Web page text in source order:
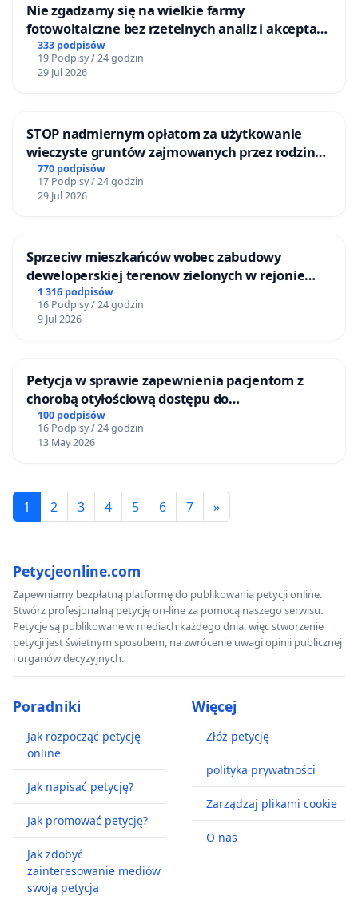
Nie zgadzamy się na wielkie farmy
fotowoltaiczne bez rzetelnych analiz i akceptacji
mieszkańców
333 podpisów
19 Podpisy / 24 godzin
29 Jul 2026
STOP nadmiernym opłatom za użytkowanie
wieczyste gruntów zajmowanych przez rodzinne
ogrody działkowe.
770 podpisów
17 Podpisy / 24 godzin
29 Jul 2026
Sprzeciw mieszkańców wobec zabudowy
deweloperskiej terenow zielonych w rejonie
Bulwarów Straceńskich w Bielsku-Białej
1 316 podpisów
16 Podpisy / 24 godzin
9 Jul 2026
Petycja w sprawie zapewnienia pacjentom z
chorobą otyłościową dostępu do
kompleksowego leczenia oraz programów
profilaktycznych.
100 podpisów
16 Podpisy / 24 godzin
13 May 2026
1 2 3 4 5 6 7 »
Petycjeonline.com
Zapewniamy bezpłatną platformę do publikowania petycji online.
Stwórz profesjonalną petycję on-line za pomocą naszego serwisu.
Petycje są publikowane w mediach każdego dnia, więc stworzenie
petycji jest świetnym sposobem, na zwrócenie uwagi opinii publicznej
i organów decyzyjnych.
Poradniki
Jak rozpocząć petycję
online
Jak napisać petycję?
Jak promować petycję?
Jak zdobyć
zainteresowanie mediów
swoją petycją
Więcej
Złóż petycję
polityka prywatności
Zarządzaj plikami cookie
O nas